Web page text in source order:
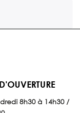
8h30 à 14h30 /